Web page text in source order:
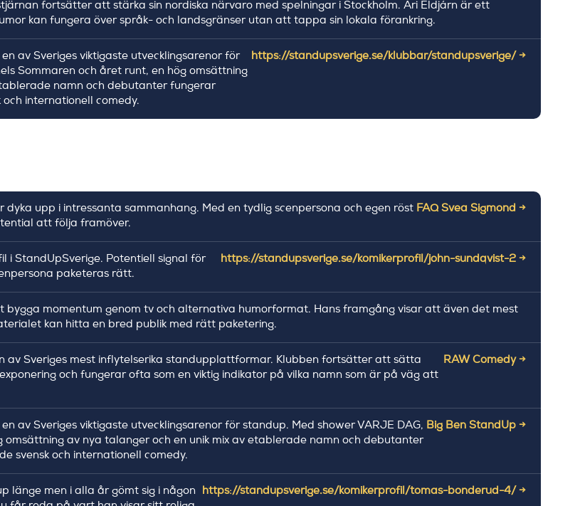
fortsätter att stärka sin nordiska närvaro med spelningar i Stockholm. Ari Eldjárn är ett
kan fungera över språk- och landsgränser utan att tappa sin lokala förankring.
av Sveriges viktigaste utvecklingsarenor för
Sommaren och året runt, en hög omsättning
namn och debutanter fungerar
internationell comedy.
https://standupsverige.se/klubbar/standupsverige/ →
upp i intressanta sammanhang. Med en tydlig scenpersona och egen röst
att följa framöver.
FAQ Svea Sigmond →
i StandUpSverige. Potentiell signal för
paketeras rätt.
https://standupsverige.se/komikerprofil/john-sundqvist-2 →
momentum genom tv och alternativa humorformat. Hans framgång visar att även det mest
kan hitta en bred publik med rätt paketering.
av Sveriges mest inflytelserika standupplattformar. Klubben fortsätter att sätta
och fungerar ofta som en viktig indikator på vilka namn som är på väg att
RAW Comedy →
av Sveriges viktigaste utvecklingsarenor för standup. Med shower VARJE DAG,
omsättning av nya talanger och en unik mix av etablerade namn och debutanter
svensk och internationell comedy.
Big Ben StandUp →
länge men i alla år gömt sig i någon
https://standupsverige.se/komikerprofil/tomas-bonderud-4/ →